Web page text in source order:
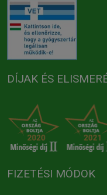
DÍJAK ÉS
FIZETÉSI MÓDOK